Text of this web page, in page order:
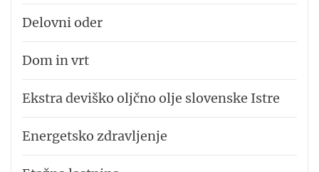
Delovni oder
Dom in vrt
Ekstra deviško oljčno olje slovenske Istre
Energetsko zdravljenje